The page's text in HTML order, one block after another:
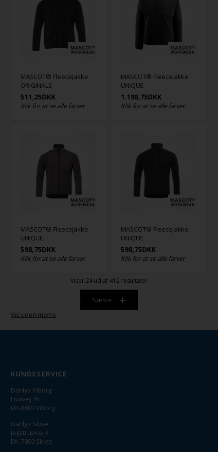
MASCOT® Fleecejakke
ORIGINALS
511,25DKK
Klik for at se alle farver
MASCOT® Fleecejakke
UNIQUE
1.198,75DKK
Klik for at se alle farver
MASCOT® Fleecejakke
UNIQUE
598,75DKK
Klik for at se alle farver
MASCOT® Fleecejakke
UNIQUE
598,75DKK
Klik for at se alle farver
Viser24ud af 412 resultater
Næste
Vis uden moms
KUNDESERVICE
Danlyx Viborg
Livøvej 35
DK-8800 Viborg
Danlyx Skive
Jegstrupvej 4
DK-7800 Skive